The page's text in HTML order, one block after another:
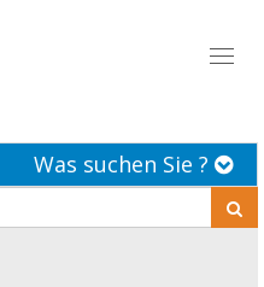
Was suchen Sie ?